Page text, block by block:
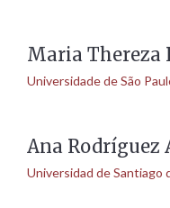
Maria Thereza
Universidade de São
Ana Rodríguez
Universidad de Santiago